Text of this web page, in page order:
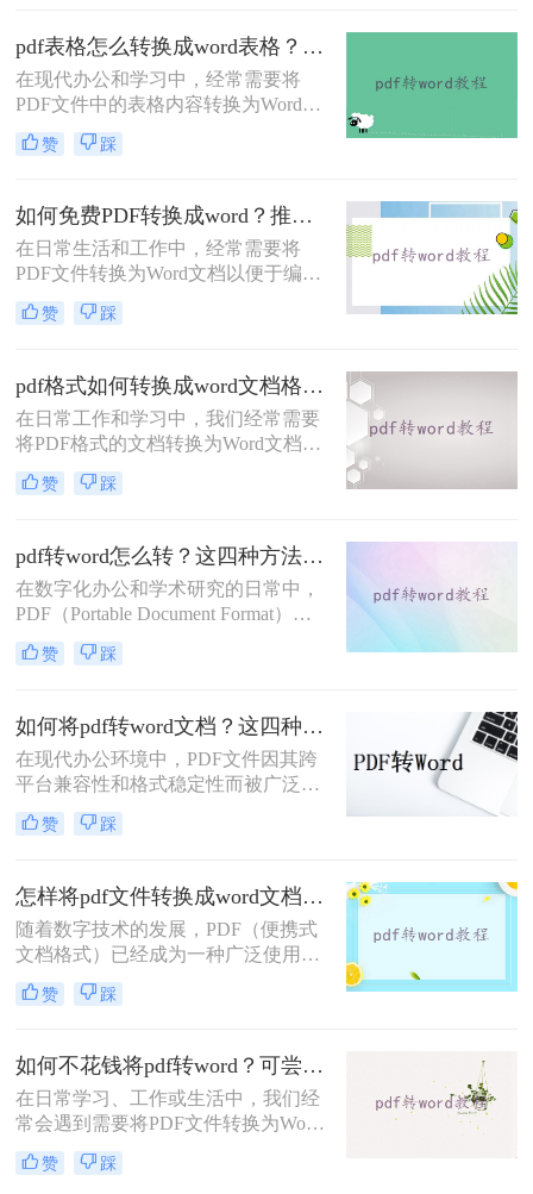
用。那么电脑怎么pdf转word免费呢？
本文将介绍三种在电脑上免费将PDF
转换为Word文档的方法。
pdf表格怎么转换成word表格？这4种方法很常见！
在现代办公和学习中，经常需要将
PDF文件中的表格内容转换为Word表
格以便于编辑和修改。那么pdf表格怎
么转换成word表格呢？以下将详细介
有效方法，帮助用户高效完成转换工
作。
赞 踩
如何免费PDF转换成word？推荐3个实用转换方法！
在日常生活和工作中，经常需要将
PDF文件转换为Word文档以便于编辑
和修改。幸运的是，有多种免费的方
法可以实现这一目标。那么如何免费
几种常用的免费PDF转Word的方法，
帮助用户高效地完成转换工作。
赞 踩
pdf格式如何转换成word文档格式？教你三个PDF转换方法！
在日常工作和学习中，我们经常需要
将PDF格式的文档转换为Word文档格
式，以便进行编辑、修改或格式调
整。PDF虽然以其跨平台兼容性和安
Word文档。那么pdf格式如何转换成
word文档格式呢？本文将介绍三种将
PDF转换为Word文档格式的实用方
法，帮助您轻松应对这一需求。
赞 踩
pdf转word怎么转？这四种方法帮你轻松转换!
在数字化办公和学术研究的日常中，
PDF（Portable Document Format）文
档因其优秀的跨平台兼容性和格式稳
定性而广受欢迎。然而，当我们需要
会发现Word文档更加便捷高效。因
此，将PDF转换为Word文档成为了一
项重要且常见的任务。那么pdf转word
怎么转呢？本文将详细介绍几种将
PDF转换为Word文档的实用方法，帮
助您轻松应对这一挑战。
赞 踩
如何将pdf转word文档？这四种方法教会你！
在现代办公环境中，PDF文件因其跨
平台兼容性和格式稳定性而被广泛使
用。然而，在某些情况下，用户可能
需要将PDF文件转换成Word文档，以
那么如何将pdf转word文档呢？本文将
介绍几种常见的方法来实现这一转换
过程。
赞 踩
怎样将pdf文件转换成word文档？这三种方法任你选择！
随着数字技术的发展，PDF（便携式
文档格式）已经成为一种广泛使用的
文件格式，用于共享文档而不改变其
外观。然而，在某些情况下，我们可
以便能够轻松地对其进行编辑。本文
将指导您怎样将pdf文件转换成word文
档。
赞 踩
如何不花钱将pdf转word？可尝试这4种方法！
在日常学习、工作或生活中，我们经
常会遇到需要将PDF文件转换为Word
文档的情况，以便进行编辑、修改或
格式调整。然而，市面上许多专业的
赞 踩